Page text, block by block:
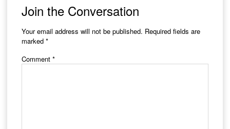
Join the Conversation
Your email address will not be published. Required fields are
marked *
Comment *